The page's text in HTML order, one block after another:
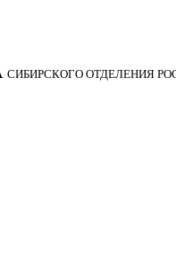
СИБИРСКОГО ОТДЕЛЕНИЯ